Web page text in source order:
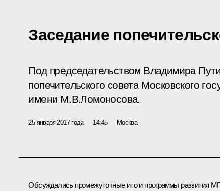
Заседание
Под председательством Владимира
попечительского совета Московского
имени М.В.Ломоносова.
25 января 2017 года 14:45 Москва
Обсуждались промежуточные итоги программы развития